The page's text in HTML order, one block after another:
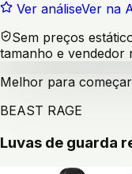
Ver análiseVer na
Sem preços
tamanho e vendedor
Melhor para começar
BEAST RAGE
Luvas de guarda